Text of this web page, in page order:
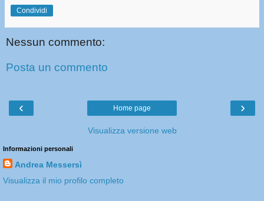
Condividi
Nessun commento:
Posta un commento
‹ ›
Home page
Visualizza versione web
Informazioni personali
Andrea Messersì
Visualizza il mio profilo completo